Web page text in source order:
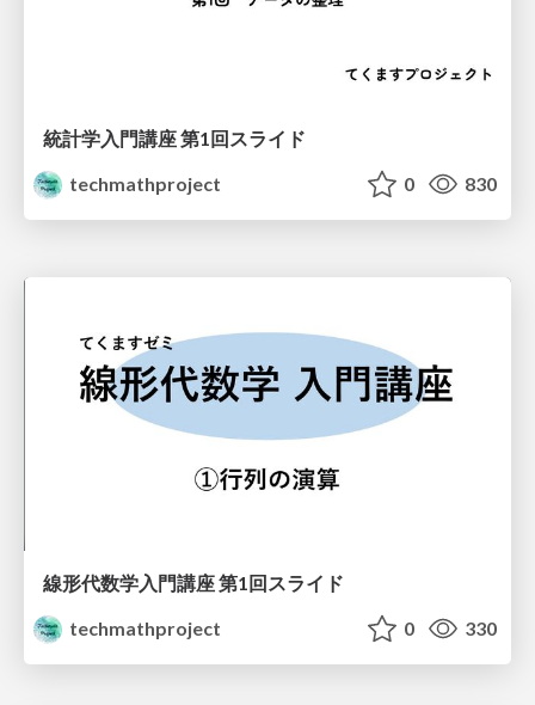
統計学入門講座 第1回スライド
techmathproject
0 830
線形代数学入門講座 第1回スライド
techmathproject
0 330